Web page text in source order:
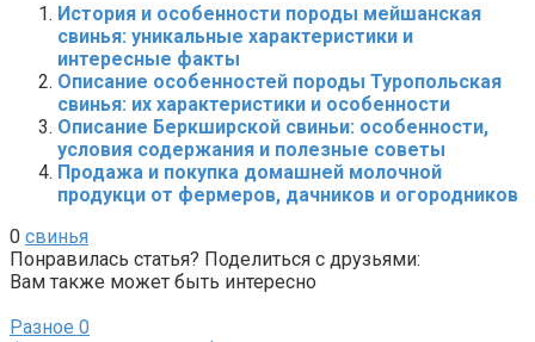
История и особенности породы мейшанская
свинья: уникальные характеристики и
интересные факты
Описание особенностей породы Туропольская
свинья: их характеристики и особенности
Описание Беркширской свиньи: особенности,
условия содержания и полезные советы
Продажа и покупка домашней молочной
продукци от фермеров, дачников и огородников
0 свинья
Понравилась статья? Поделиться с друзьями:
Вам также может быть интересно
Разное 0